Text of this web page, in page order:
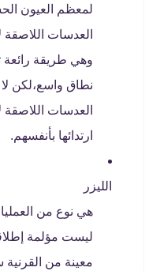
لمعظم العيون
العدسات اللاصقة
وهي طريقة رائعة
نطاق واسع،لكن
العدسات اللاصقة
ارتدائها بأنفسهم.
الليزر
هي نوع من
ليست مؤلمة
معينة من